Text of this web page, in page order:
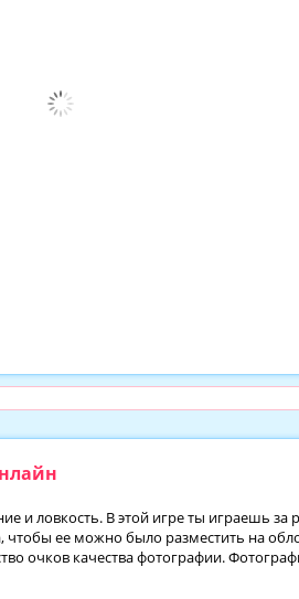
и ловкость. В этой игре ты играешь за
чтобы ее можно было разместить на
очков качества фотографии.